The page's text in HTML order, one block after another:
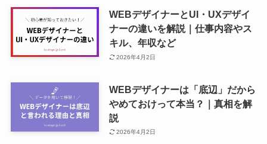
WEBデザイナーとUI・UXデザイ
ナーの違いを解説｜仕事内容やス
キル、年収など
2026年4月2日
WEBデザイナーは「底辺」だから
やめておけって本当？｜真相を解
説
2026年4月2日